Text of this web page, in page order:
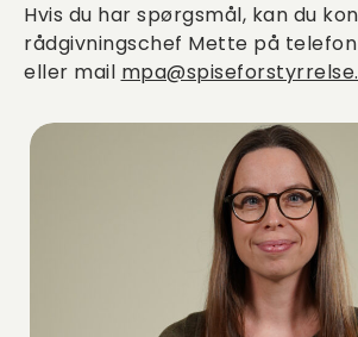
Hvis du har spørgsmål, kan du
rådgivningschef Mette på telefon
eller mail